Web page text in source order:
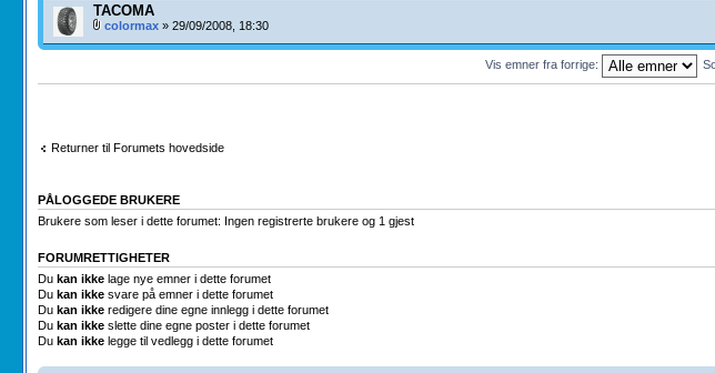
TACOMA
colormax» 29/09/2008, 18:30
Vis emner fra forrige:
Returner til Forumets hovedside
PÅLOGGEDE BRUKERE
Brukere som leser i dette forumet: Ingen registrerte brukere og 1 gjest
FORUMRETTIGHETER
Du kan ikkelage nye emner i dette forumet
Du kan ikkesvare på emner i dette forumet
Du kan ikkeredigere dine egne innlegg i dette forumet
Du kan ikkeslette dine egne poster i dette forumet
Du kan ikkelegge til vedlegg i dette forumet